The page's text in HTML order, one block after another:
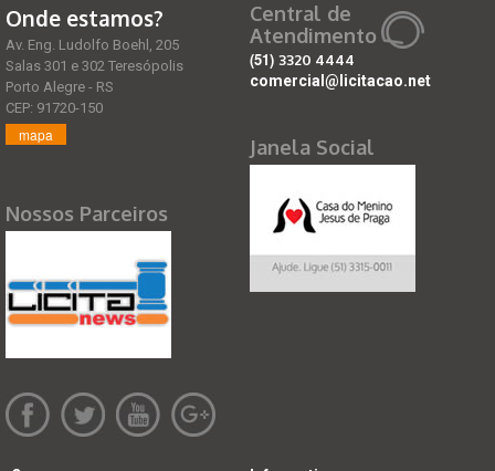
Onde estamos?
Av. Eng. Ludolfo Boehl, 205
Salas 301 e 302 Teresópolis
Porto Alegre - RS
CEP: 91720-150
mapa
Nossos Parceiros
Central de
Atendimento
(51) 3320 4444
comercial@licitacao.net
Janela Social